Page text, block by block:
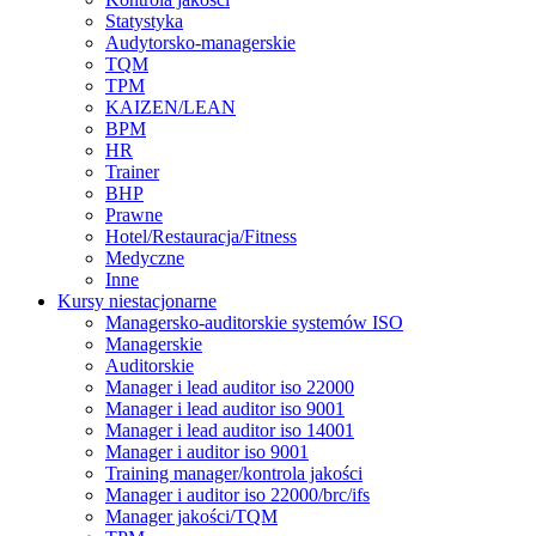
Statystyka
Audytorsko-managerskie
TQM
TPM
KAIZEN/LEAN
BPM
HR
Trainer
BHP
Prawne
Hotel/Restauracja/Fitness
Medyczne
Inne
Kursy niestacjonarne
Managersko-auditorskie systemów ISO
Managerskie
Auditorskie
Manager i lead auditor iso 22000
Manager i lead auditor iso 9001
Manager i lead auditor iso 14001
Manager i auditor iso 9001
Training manager/kontrola jakości
Manager i auditor iso 22000/brc/ifs
Manager jakości/TQM